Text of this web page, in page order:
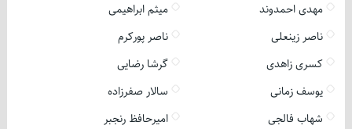
مهدی احمدوند
میثم ابراهیمی
ناصر زینعلی
ناصر پورکرم
کسری زاهدی
گرشا رضایی
یوسف زمانی
سالار صفرزاده
شهاب فالجی
امیرحافظ رنجبر